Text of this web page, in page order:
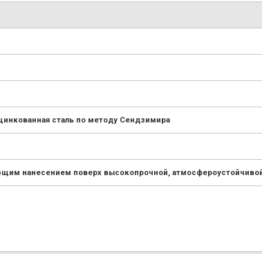
сталь по методу Сендзимира
нанесением поверх высокопрочной,